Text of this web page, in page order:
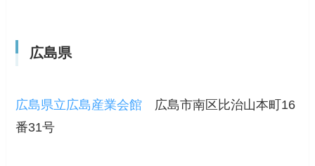
広島県
広島県立広島産業会館 広島市南区比治山本町16
番31号